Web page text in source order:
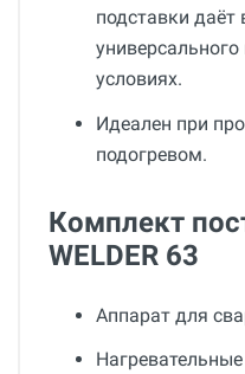
подставки
условиях.
Идеален при
подогревом.
Комплект
WELDER 63
Аппарат для